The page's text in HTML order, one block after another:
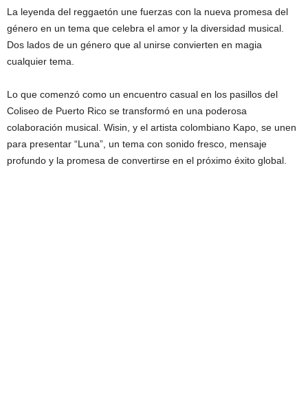
La leyenda del reggaetón une fuerzas con la nueva promesa del
género en un tema que celebra el amor y la diversidad musical.
Dos lados de un género que al unirse convierten en magia
cualquier tema.
Lo que comenzó como un encuentro casual en los pasillos del
Coliseo de Puerto Rico se transformó en una poderosa
colaboración musical. Wisin, y el artista colombiano Kapo, se unen
para presentar “Luna”, un tema con sonido fresco, mensaje
profundo y la promesa de convertirse en el próximo éxito global.